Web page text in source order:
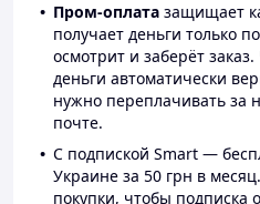
Пром-оплата защищает
получает деньги только
осмотрит и заберёт
деньги автоматически
нужно переплачивать за
почте.
С подпиской Smart —
Украине за 50 грн в
покупки, чтобы подписка